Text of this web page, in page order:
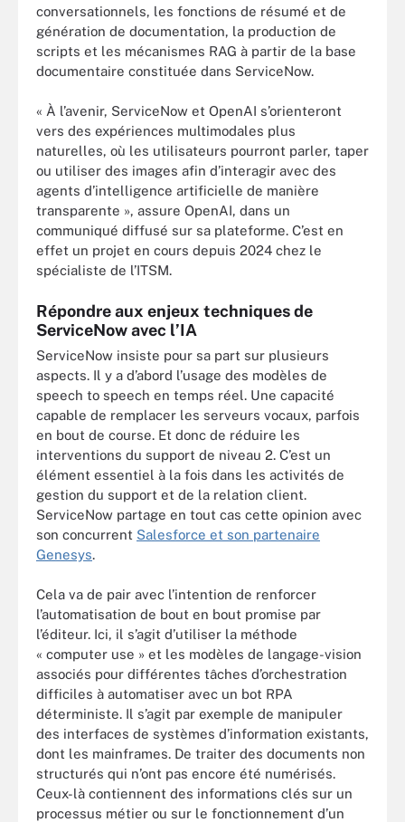
conversationnels, les fonctions de résumé et de
génération de documentation, la production de
scripts et les mécanismes RAG à partir de la base
documentaire constituée dans ServiceNow.
« À l’avenir, ServiceNow et OpenAI s’orienteront
vers des expériences multimodales plus
naturelles, où les utilisateurs pourront parler, taper
ou utiliser des images afin d’interagir avec des
agents d’intelligence artificielle de manière
transparente », assure OpenAI, dans un
communiqué diffusé sur sa plateforme. C’est en
effet un projet en cours depuis 2024 chez le
spécialiste de l’ITSM.
Répondre aux enjeux techniques de
ServiceNow avec l’IA
ServiceNow insiste pour sa part sur plusieurs
aspects. Il y a d’abord l’usage des modèles de
speech to speech en temps réel. Une capacité
capable de remplacer les serveurs vocaux, parfois
en bout de course. Et donc de réduire les
interventions du support de niveau 2. C’est un
élément essentiel à la fois dans les activités de
gestion du support et de la relation client.
ServiceNow partage en tout cas cette opinion avec
son concurrent Salesforce et son partenaire
Genesys.
Cela va de pair avec l’intention de renforcer
l’automatisation de bout en bout promise par
l’éditeur. Ici, il s’agit d’utiliser la méthode
« computer use » et les modèles de langage-vision
associés pour différentes tâches d’orchestration
difficiles à automatiser avec un bot RPA
déterministe. Il s’agit par exemple de manipuler
des interfaces de systèmes d’information existants,
dont les mainframes. De traiter des documents non
structurés qui n’ont pas encore été numérisés.
Ceux-là contiennent des informations clés sur un
processus métier ou sur le fonctionnement d’un